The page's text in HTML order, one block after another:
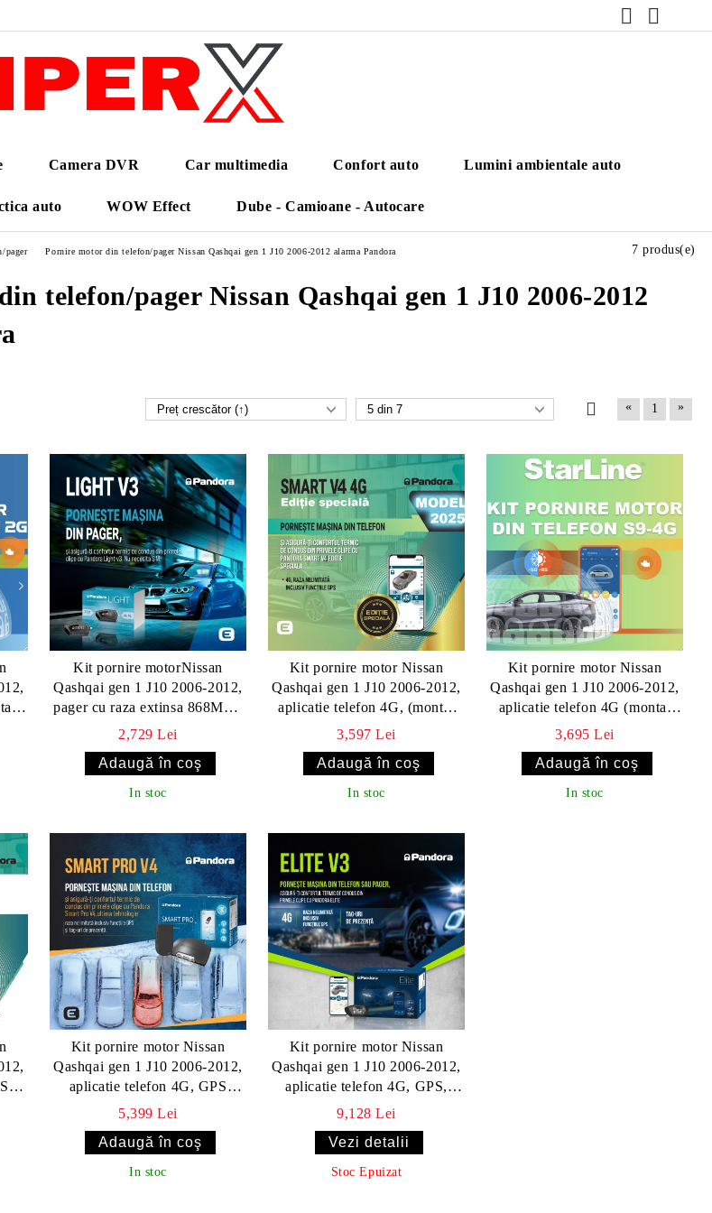
Camera DVR Car multimedia Confort auto Lumini ambientale auto
auto WOW Effect Dube - Camioane - Autocare
pager Pornire motor din telefon/pager Nissan Qashqai gen 1 J10 2006-2012 alarma Pandora
telefon/pager Nissan Qashqai gen 1 J10 2006-2012
7 produs(e)
« 1 »
Kit pornire motorNissan
Qashqai gen 1 J10 2006-2012,
pager cu raza extinsa 868Mhz,
2 x CAN (montaj inclus) -
2,729 Lei
In stoc
Kit pornire motor Nissan
Qashqai gen 1 J10 2006-2012,
aplicatie telefon 4G, (montaj
inclus) - Pandora Smart v4
3,597 Lei
In stoc
Kit pornire motor Nissan
Qashqai gen 1 J10 2006-2012,
aplicatie telefon 4G (montaj
inclus) - Starline S9 v2 4G
3,695 Lei
In stoc
Kit pornire motor Nissan
Qashqai gen 1 J10 2006-2012,
aplicatie telefon 4G, GPS
(montaj inclus) - Pandora Smart
5,399 Lei
In stoc
Kit pornire motor Nissan
Qashqai gen 1 J10 2006-2012,
aplicatie telefon 4G, GPS,
pager, tag, telecomanda (montaj
9,128 Lei
Vezi detalii
Stoc Epuizat